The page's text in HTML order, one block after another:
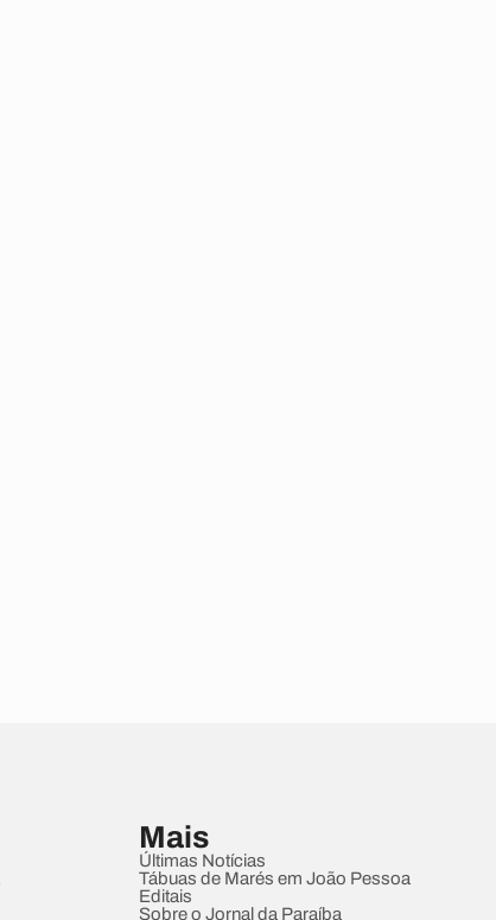
Mais
Últimas Notícias
Tábuas de Marés em João Pessoa
Editais
Sobre o Jornal da Paraíba